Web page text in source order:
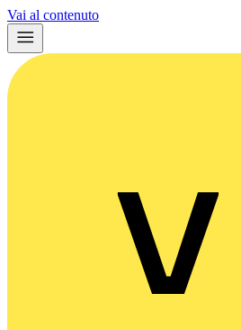
Vai al contenuto